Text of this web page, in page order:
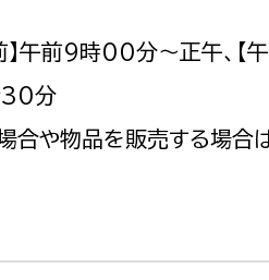
教育部
保健給食課
午前9時00分～正午、【
30分
合や物品を販売する場合